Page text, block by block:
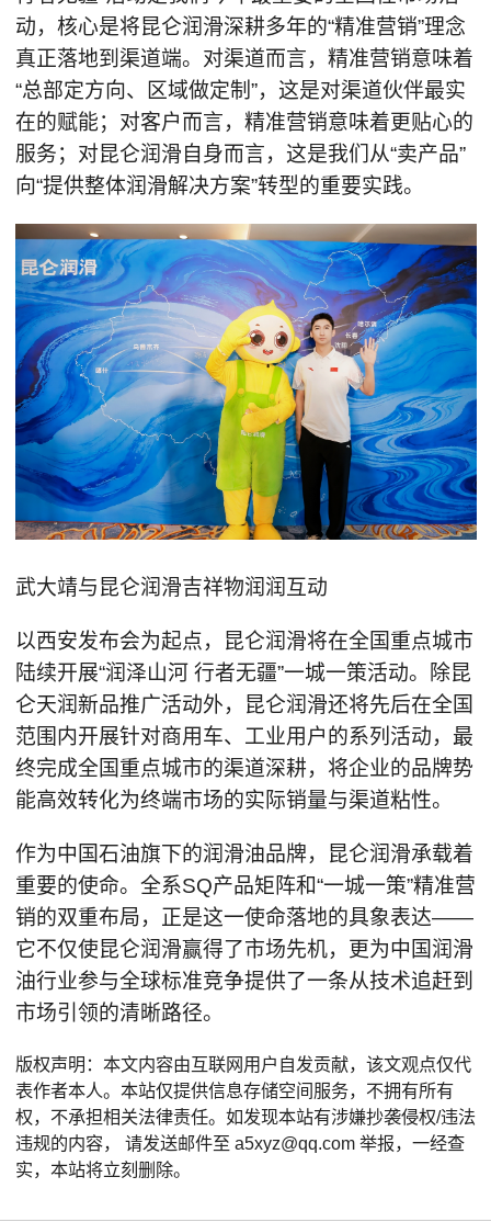
动，核心是将昆仑润滑深耕多年的“精准营销”理念
真正落地到渠道端。对渠道而言，精准营销意味着
“总部定方向、区域做定制”，这是对渠道伙伴最实
在的赋能；对客户而言，精准营销意味着更贴心的
服务；对昆仑润滑自身而言，这是我们从“卖产品”
向“提供整体润滑解决方案”转型的重要实践。
武大靖与昆仑润滑吉祥物润润互动
以西安发布会为起点，昆仑润滑将在全国重点城市
陆续开展“润泽山河 行者无疆”一城一策活动。除昆
仑天润新品推广活动外，昆仑润滑还将先后在全国
范围内开展针对商用车、工业用户的系列活动，最
终完成全国重点城市的渠道深耕，将企业的品牌势
能高效转化为终端市场的实际销量与渠道粘性。
作为中国石油旗下的润滑油品牌，昆仑润滑承载着
重要的使命。全系SQ产品矩阵和“一城一策”精准营
销的双重布局，正是这一使命落地的具象表达——
它不仅使昆仑润滑赢得了市场先机，更为中国润滑
油行业参与全球标准竞争提供了一条从技术追赶到
市场引领的清晰路径。
版权声明：本文内容由互联网用户自发贡献，该文观点仅代
表作者本人。本站仅提供信息存储空间服务，不拥有所有
权，不承担相关法律责任。如发现本站有涉嫌抄袭侵权/违法
违规的内容， 请发送邮件至 a5xyz@qq.com 举报，一经查
实，本站将立刻删除。